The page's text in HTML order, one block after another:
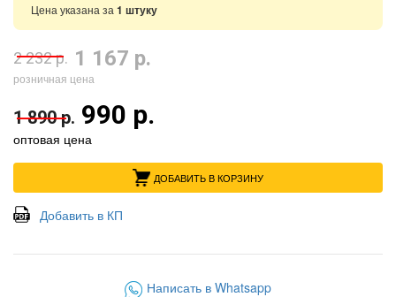
Цена указана за 1 штуку
2 232 р. 1 167 р.
розничная цена
1 890 р. 990 р.
оптовая цена
ДОБАВИТЬ В КОРЗИНУ
Добавить в КП
Написать в Whatsapp